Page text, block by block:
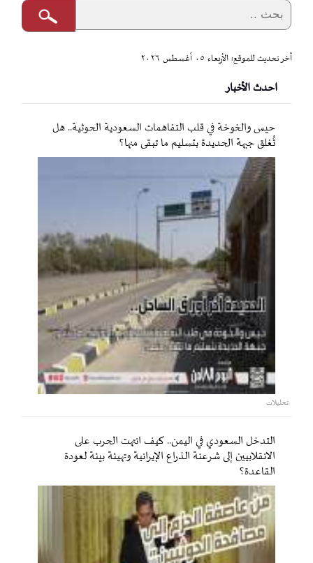
آخر تحديث للموقع: الأربعاء ٠٥ أغسطس ٢٠٢٦
احدث الأخبار
حيس والخوخة في قلب التفاهمات السعودية الحوثية.. هل
تُغلق جبهة الحديدة بتسليم ما تبقى منها؟
تحليلات
التدخل السعودي في اليمن.. كيف انتهت الحرب على
الانقلابيين إلى شرعنة الذراع الإيرانية وتهيئة بيئة لعودة
القاعدة؟